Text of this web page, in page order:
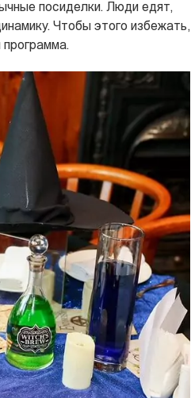
посиделки. Люди едят,
Чтобы этого избежать,